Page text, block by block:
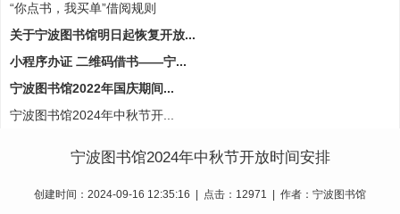
宁波图书馆2024年中秋节开放时间安排
创建时间：2024-09-16 12:35:16 | 点击：12971 | 作者：宁波图书馆
“你点书，我买单”借阅规则
关于宁波图书馆明日起恢复开放...
小程序办证 二维码借书——宁...
宁波图书馆2022年国庆期间...
宁波图书馆2024年中秋节开...